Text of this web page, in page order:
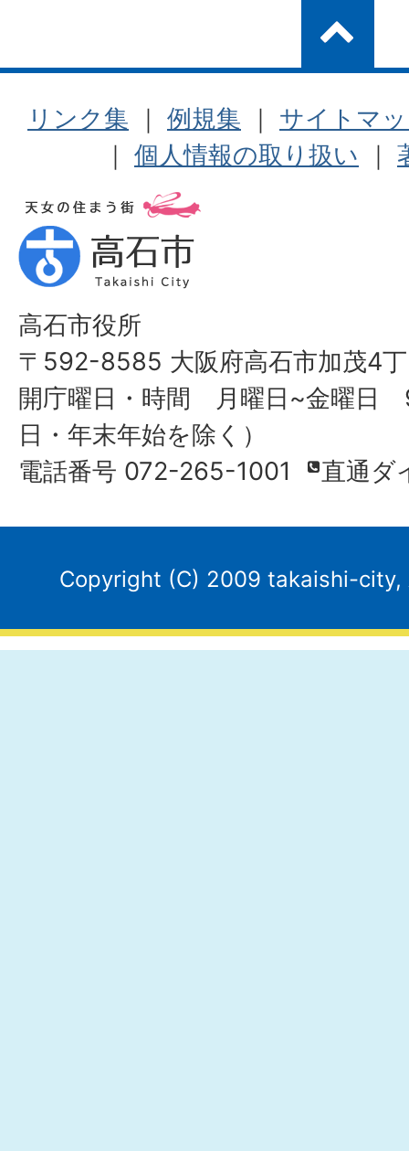
リンク集 ｜ 例規集 ｜ サイトマ
｜ 個人情報の取り扱い ｜
高石市役所
〒592-8585 大阪府高石市加茂4丁
開庁曜日・時間 月曜日~金曜日
日・年末年始を除く）
電話番号 072-265-1001
直通ダ
Copyright (C) 2009 takaishi-city,